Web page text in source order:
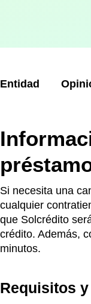
Entidad
Si necesita una
cualquier
que Solcrédito
crédito. Además,
minutos.
Requisitos